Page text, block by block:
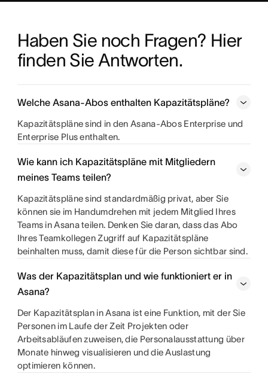
Haben Sie noch Fragen? Hier
finden Sie Antworten.
Welche Asana-Abos enthalten Kapazitätspläne?
Kapazitätspläne sind in den Asana-Abos Enterprise und
Enterprise Plus enthalten.
Wie kann ich Kapazitätspläne mit Mitgliedern
meines Teams teilen?
Kapazitätspläne sind standardmäßig privat, aber Sie
können sie im Handumdrehen mit jedem Mitglied Ihres
Teams in Asana teilen. Denken Sie daran, dass das Abo
Ihres Teamkollegen Zugriff auf Kapazitätspläne
beinhalten muss, damit diese für die Person sichtbar sind.
Was der Kapazitätsplan und wie funktioniert er in
Asana?
Der Kapazitätsplan in Asana ist eine Funktion, mit der Sie
Personen im Laufe der Zeit Projekten oder
Arbeitsabläufen zuweisen, die Personalausstattung über
Monate hinweg visualisieren und die Auslastung
optimieren können.